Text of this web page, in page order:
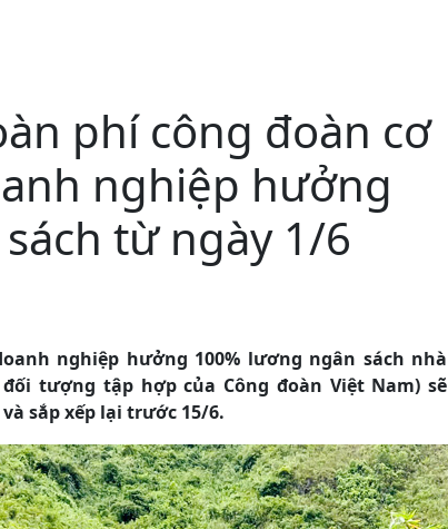
phí công đoàn cơ
nghiệp hưởng
từ ngày 1/6
nghiệp hưởng 100% lương ngân sách nhà
tượng tập hợp của Công đoàn Việt Nam) sẽ
sắp xếp lại trước 15/6.